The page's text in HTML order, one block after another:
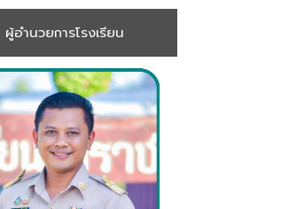
ผู้อำนวยการโรงเรียน